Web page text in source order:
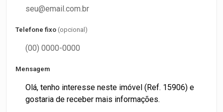
Telefone fixo (opcional)
Mensagem